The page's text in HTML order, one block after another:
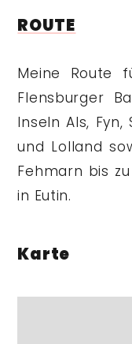
ROUTE
Meine Route
Flensburger
Inseln Als,
und Lolland
Fehmarn bis
in Eutin.
Karte